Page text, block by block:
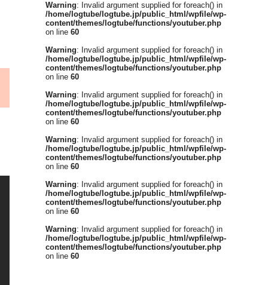
Warning: Invalid argument supplied for foreach() in
/home/logtube/logtube.jp/public_html/wpfile/wp-
content/themes/logtube/functions/youtuber.php
on line 60
Warning: Invalid argument supplied for foreach() in
/home/logtube/logtube.jp/public_html/wpfile/wp-
content/themes/logtube/functions/youtuber.php
on line 60
Warning: Invalid argument supplied for foreach() in
/home/logtube/logtube.jp/public_html/wpfile/wp-
content/themes/logtube/functions/youtuber.php
on line 60
Warning: Invalid argument supplied for foreach() in
/home/logtube/logtube.jp/public_html/wpfile/wp-
content/themes/logtube/functions/youtuber.php
on line 60
Warning: Invalid argument supplied for foreach() in
/home/logtube/logtube.jp/public_html/wpfile/wp-
content/themes/logtube/functions/youtuber.php
on line 60
Warning: Invalid argument supplied for foreach() in
/home/logtube/logtube.jp/public_html/wpfile/wp-
content/themes/logtube/functions/youtuber.php
on line 60